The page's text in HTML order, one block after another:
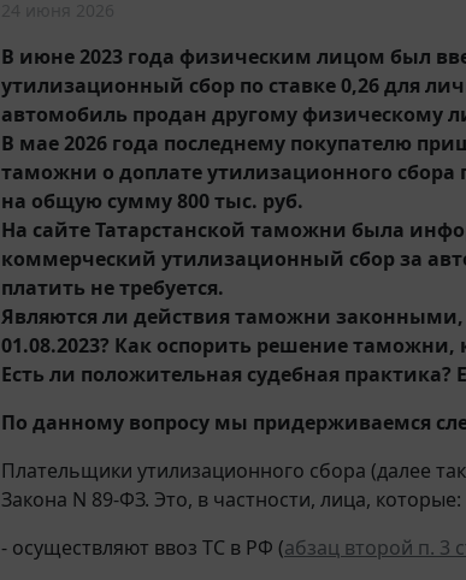
В июне 2023 года физическим лицом был
утилизационный сбор по ставке 0,26 для
автомобиль продан другому физическому
В мае 2026 года последнему покупателю
таможни о доплате утилизационного сбора
на общую сумму 800 тыс. руб.
На сайте Татарстанской таможни была
коммерческий утилизационный сбор за
платить не требуется.
Являются ли действия таможни законными,
01.08.2023? Как оспорить решение
Есть ли положительная судебная практика?
По данному вопросу мы придерживаемся
Плательщики утилизационного сбора (далее
Закона N 89-ФЗ. Это, в частности, лица, которые:
- осуществляют ввоз ТС в РФ (абзац второй п. 3